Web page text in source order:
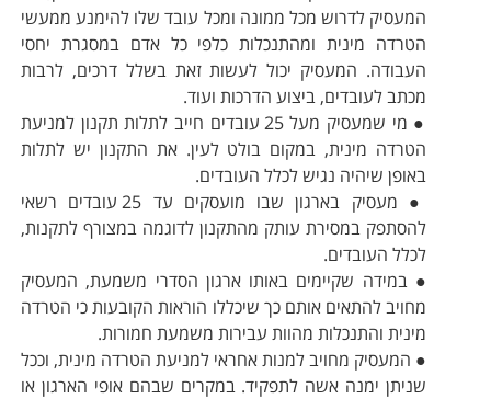
המעסיק לדרוש מכל ממונה ומכל עובד שלו להימנע ממעשי
הטרדה מינית ומהתנכלות כלפי כל אדם במסגרת יחסי
העבודה. המעסיק יכול לעשות זאת בשלל דרכים, לרבות
מכתב לעובדים, ביצוע הדרכות ועוד.
● מי שמעסיק מעל 25 עובדים חייב לתלות תקנון למניעת
הטרדה מינית, במקום בולט לעין. את התקנון יש לתלות
באופן שיהיה נגיש לכלל העובדים.
● מעסיק בארגון שבו מועסקים עד 25 עובדים רשאי
להסתפק במסירת עותק מהתקנון לדוגמה במצורף לתקנות,
לכלל העובדים.
● במידה שקיימים באותו ארגון הסדרי משמעת, המעסיק
מחויב להתאים אותם כך שיכללו הוראות הקובעות כי הטרדה
מינית והתנכלות מהוות עבירות משמעת חמורות.
● המעסיק מחויב למנות אחראי למניעת הטרדה מינית, וככל
שניתן ימנה אשה לתפקיד. במקרים שבהם אופי הארגון או